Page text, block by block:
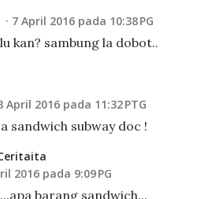
7 April 2016 pada 10:38 PG
kan? sambung la dobot..
April 2016 pada 11:32 PTG
sandwich subway doc !
2016 pada 9:09 PG
barang sandwich...